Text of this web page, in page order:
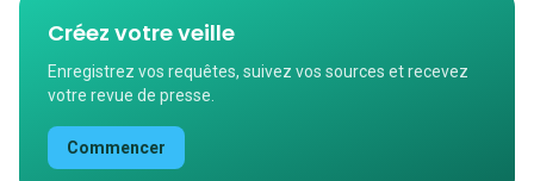
Créez votre veille
Enregistrez vos requêtes, suivez vos sources et recevez
votre revue de presse.
Commencer